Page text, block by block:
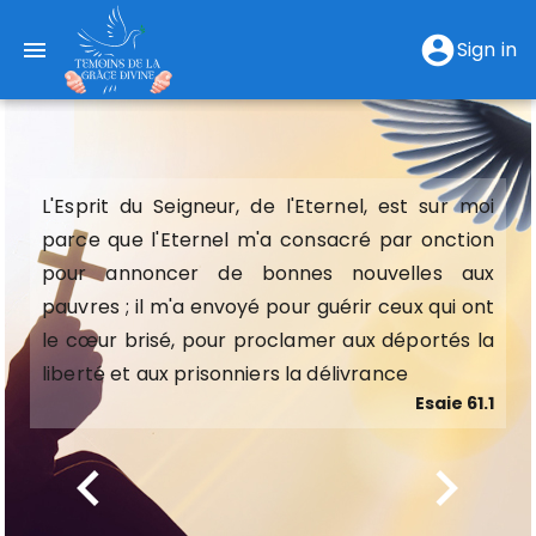
menu account_circleSign in
L'Esprit du Seigneur, de l'Eternel, est sur moi
parce que l'Eternel m'a consacré par onction
pour annoncer de bonnes nouvelles aux
pauvres ; il m'a envoyé pour guérir ceux qui ont
le cœur brisé, pour proclamer aux déportés la
liberté et aux prisonniers la délivrance
Esaie 61.1
L'Esprit du Seigneur, de l'Eternel, est sur moi
parce que l'Eternel m'a consacré par onction
pour annoncer de bonnes nouvelles aux
pauvres ; il m'a envoyé pour guérir ceux qui ont
le cœur brisé, pour proclamer aux déportés la
liberté et aux prisonniers la délivrance
Esaie 61.1
chevron_left chevron_right